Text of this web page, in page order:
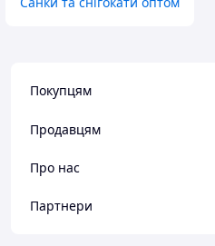
Покупцям
Продавцям
Про нас
Партнери